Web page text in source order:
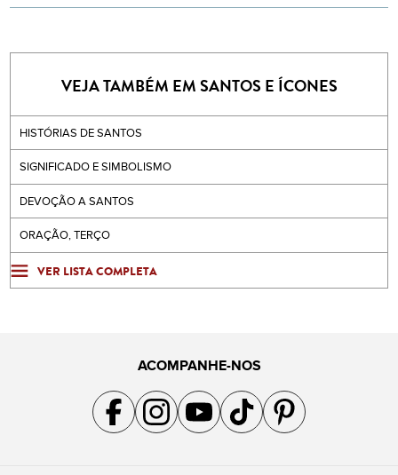
VEJA TAMBÉM EM SANTOS E ÍCONES
HISTÓRIAS DE SANTOS
SIGNIFICADO E SIMBOLISMO
DEVOÇÃO A SANTOS
ORAÇÃO, TERÇO
VER LISTA COMPLETA
ACOMPANHE-NOS
Acompanhe a gente no Facebook
Acompanhe a gente no Instagram
Acompanhe a gente no YouTube
Acompanhe a gente no TikTok
Acompanhe a gente no